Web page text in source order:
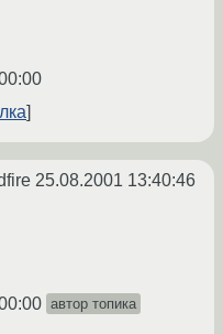
25.08.2001 13:40:46
автор топика